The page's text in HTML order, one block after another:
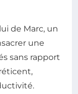
de Marc, un
une
sans rapport